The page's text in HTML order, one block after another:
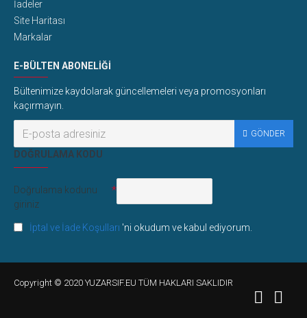
İadeler
Site Haritası
Markalar
E-BÜLTEN ABONELIĞI
Bültenimize kaydolarak güncellemeleri veya promosyonları
kaçırmayın.
GÖNDER
DOĞRULAMA KODU
Doğrulama kodunu
giriniz
İptal ve İade Koşulları 'ni okudum ve kabul ediyorum.
Copyright © 2020 YUZARSIF.EU TÜM HAKLARI SAKLIDIR